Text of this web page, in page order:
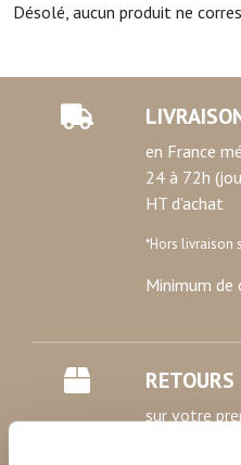
Désolé, aucun produit ne
en France
24 à 72h
HT d'achat
*Hors livraison
Minimum de
sur votre
étiquette